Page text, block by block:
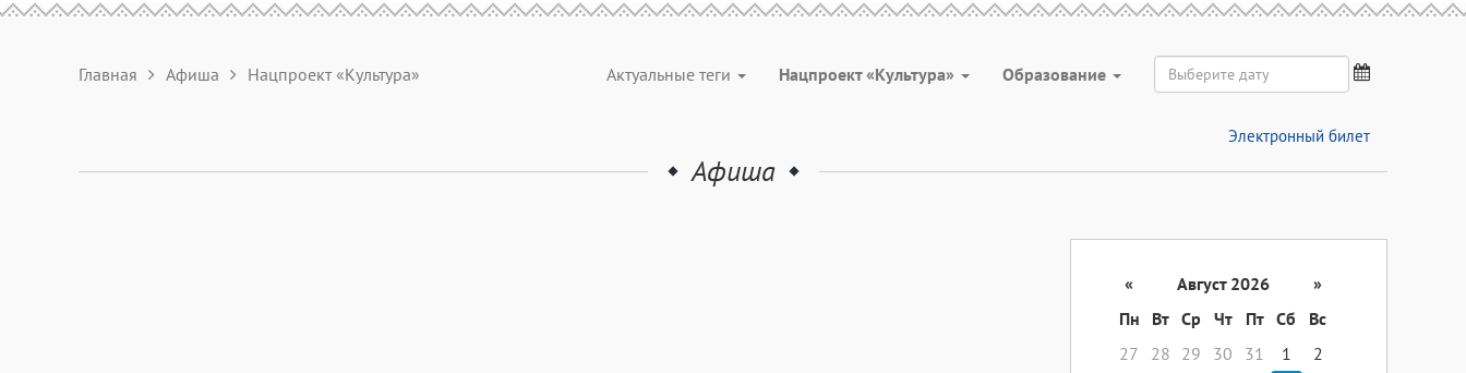
Главная Афиша Нацпроект «Культура» Актуальные теги Нацпроект «Культура» Образование
Электронный билет
Афиша
« Август 2026
»
Пн
Вт Ср Чт Пт Сб
Вс
27
28 29 30 31 1
2